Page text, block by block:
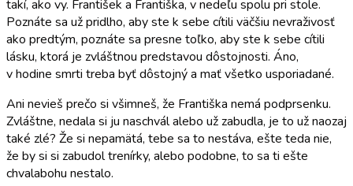
takí, ako vy. František a Františka, v nedeľu spolu pri stole.
Poznáte sa už pridlho, aby ste k sebe cítili väčšiu nevraživosť
ako predtým, poznáte sa presne toľko, aby ste k sebe cítili
lásku, ktorá je zvláštnou predstavou dôstojnosti. Áno,
v hodine smrti treba byť dôstojný a mať všetko usporiadané.
Ani nevieš prečo si všimneš, že Františka nemá podprsenku.
Zvláštne, nedala si ju naschvál alebo už zabudla, je to už naozaj
také zlé? Že si nepamätá, tebe sa to nestáva, ešte teda nie,
že by si si zabudol trenírky, alebo podobne, to sa ti ešte
chvalabohu nestalo.